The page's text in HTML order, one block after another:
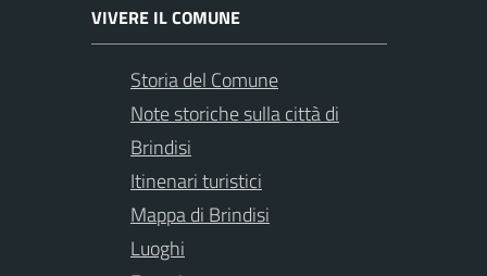
VIVERE IL COMUNE
Storia del Comune
Note storiche sulla città di
Brindisi
Itinenari turistici
Mappa di Brindisi
Luoghi